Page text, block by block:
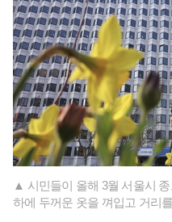
▲ 시민들이 올해 3월 서울시
하에 두꺼운 옷을 껴입고 거리